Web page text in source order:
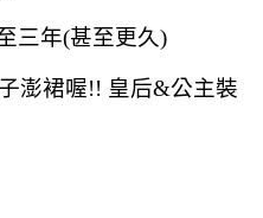
三年(甚至更久)
澎裙喔!! 皇后&公主裝